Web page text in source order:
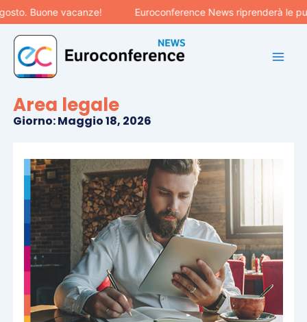
Vai
al
contenuto
Buone vacanze! Euroconference News riprenderà le
Area legale
Giorno: Maggio 18, 2026